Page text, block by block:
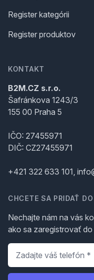
Register kategórii
Register produktov
KONTAKT
B2M.CZ s.r.o.
Šafránkova 1243/3
155 00 Praha 5
IČO: 27455971
DIČ: CZ27455971
+421 322 633 101,
CHCETE SA PRIDAŤ
Nechajte nám na vás
ako sa zaregistrovať
Telefón